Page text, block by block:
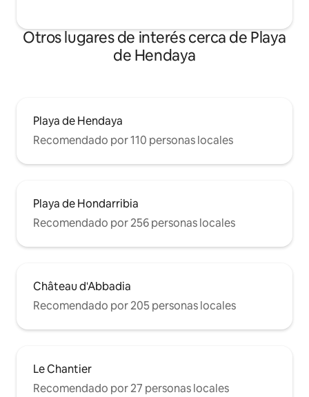
Otros lugares de interés cerca de Playa
de Hendaya
Playa de Hendaya
Recomendado por 110 personas locales
Playa de Hondarribia
Recomendado por 256 personas locales
Château d'Abbadia
Recomendado por 205 personas locales
Le Chantier
Recomendado por 27 personas locales